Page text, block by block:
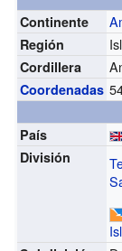
Continente
Región
Cordillera
Coordenadas
País
División